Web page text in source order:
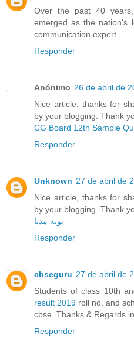
Over the past 40
emerged as the nation's
communication expert.
Responder
Anónimo 26 de abril de
Nice article, thanks for
by your blogging. Thank
CG Board 12th Sample
Responder
Unknown 27 de abril de
Nice article, thanks for
by your blogging. Thank
پونه مدیا
Responder
cbseguru 27 de abril de
Students of class 10th
result 2019 roll no. and
cbse. Thanks & Regards
Responder